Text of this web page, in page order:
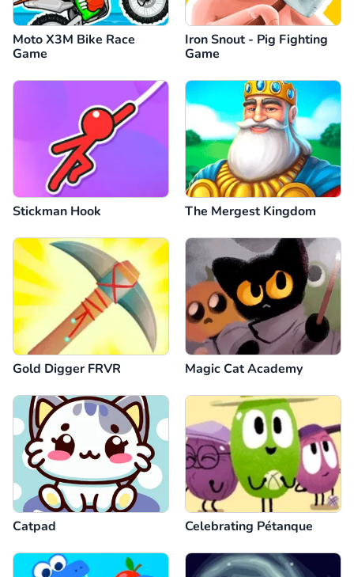
Moto X3M Bike Race
Game
Iron Snout - Pig Fighting
Game
Stickman Hook The Mergest Kingdom
Gold Digger FRVR Magic Cat Academy
Catpad Celebrating Pétanque